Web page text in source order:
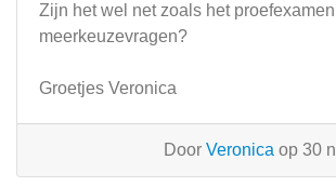
Zijn het wel net zoals het proefexamen
meerkeuzevragen?
Groetjes Veronica
Door Veronica op 30